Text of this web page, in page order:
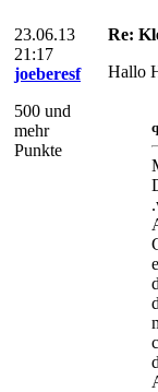
23.06.13
21:17
joeberesf
500 und
mehr
Punkte
Re:
Hallo